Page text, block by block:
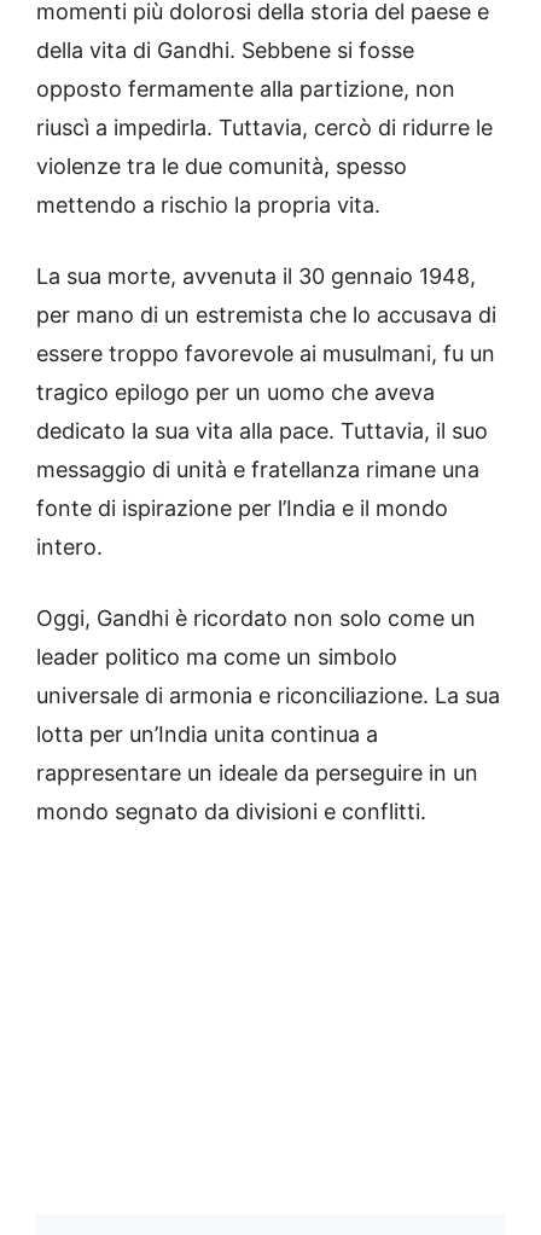
momenti più dolorosi della storia del paese e
della vita di Gandhi. Sebbene si fosse
opposto fermamente alla partizione, non
riuscì a impedirla. Tuttavia, cercò di ridurre le
violenze tra le due comunità, spesso
mettendo a rischio la propria vita.
La sua morte, avvenuta il 30 gennaio 1948,
per mano di un estremista che lo accusava di
essere troppo favorevole ai musulmani, fu un
tragico epilogo per un uomo che aveva
dedicato la sua vita alla pace. Tuttavia, il suo
messaggio di unità e fratellanza rimane una
fonte di ispirazione per l’India e il mondo
intero.
Oggi, Gandhi è ricordato non solo come un
leader politico ma come un simbolo
universale di armonia e riconciliazione. La sua
lotta per un’India unita continua a
rappresentare un ideale da perseguire in un
mondo segnato da divisioni e conflitti.